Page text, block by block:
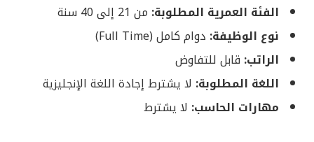
الفئة العمرية المطلوبة: من 21 إلى 40 سنة
نوع الوظيفة: دوام كامل (Full Time)
الراتب: قابل للتفاوض
اللغة المطلوبة: لا يشترط إجادة اللغة الإنجليزية
مهارات الحاسب: لا يشترط